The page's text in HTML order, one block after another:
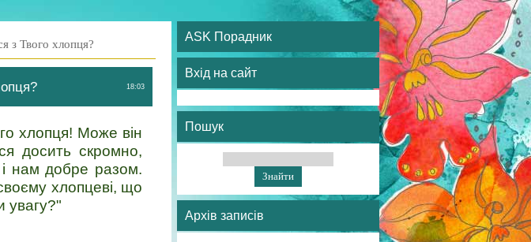
з Твого хлопця?
18:03
хлопця! Може він
досить скромно,
нам добре разом.
хлопцеві, що
увагу?"
ASK Порадник
Вхід на сайт
Пошук
Архів записів